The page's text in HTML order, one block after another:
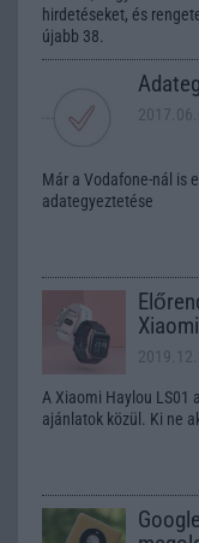
hirdetéseket, és
újabb 38.
Már a Vodafone-nál is
adategyeztetése
A Xiaomi Haylou LS01
ajánlatok közül. Ki ne